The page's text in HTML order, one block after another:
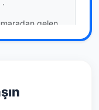
.
gelen
bu bir site